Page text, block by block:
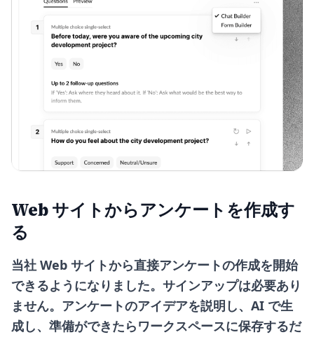
Web サイトからアンケートを作成す
る
当社 Web サイトから直接アンケートの作成を開始
できるようになりました。サインアップは必要あり
ません。アンケートのアイデアを説明し、AI で生
成し、準備ができたらワークスペースに保存するだ